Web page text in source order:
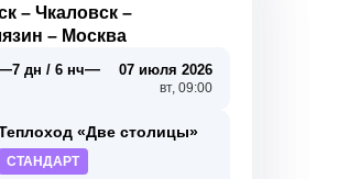
–Чкаловск –
– Москва
7 дн / 6 нч— 07 июля 2026
вт, 09:00
«Две столицы»
СТАНДАРТ